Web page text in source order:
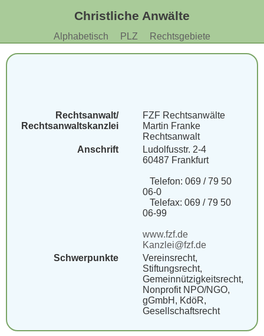
Christliche Anwälte
Alphabetisch PLZ Rechtsgebiete
Rechtsanwalt/
Rechtsanwaltskanzlei
FZF Rechtsanwälte
Martin Franke
Rechtsanwalt
Anschrift
Ludolfusstr. 2-4
60487 Frankfurt
Telefon: 069 / 79 50
06-0
Telefax: 069 / 79 50
06-99
www.fzf.de
Kanzlei@fzf.de
Schwerpunkte
Vereinsrecht,
Stiftungsrecht,
Gemeinnützigkeitsrecht,
Nonprofit NPO/NGO,
gGmbH, KdöR,
Gesellschaftsrecht